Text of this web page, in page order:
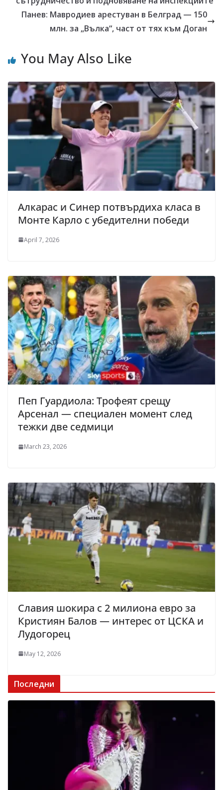
Панев: Мавродиев арестуван в Белград — 150
млн. за „Вълка“, част от тях към Доган
You May Also Like
Алкарас и Синер потвърдиха класа в
Монте Карло с убедителни победи
April 7, 2026
Пеп Гуардиола: Трофеят срещу
Арсенал — специален момент след
тежки две седмици
March 23, 2026
Славия шокира с 2 милиона евро за
Кристиян Балов — интерес от ЦСКА и
Лудогорец
May 12, 2026
Последни